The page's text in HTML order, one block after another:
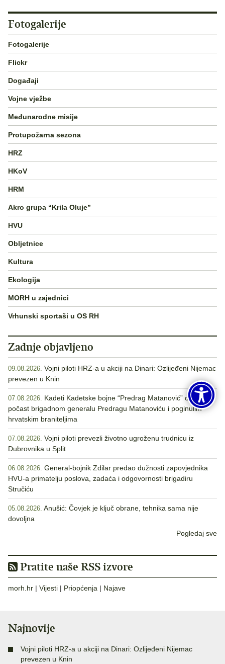
Fotogalerije
Fotogalerije
Flickr
Događaji
Vojne vježbe
Međunarodne misije
Protupožarna sezona
HRZ
HKoV
HRM
Akro grupa “Krila Oluje”
HVU
Obljetnice
Kultura
Ekologija
MORH u zajednici
Vrhunski sportaši u OS RH
Zadnje objavljeno
09.08.2026. Vojni piloti HRZ-a u akciji na Dinari: Ozlijeđeni Nijemac
prevezen u Knin
07.08.2026. Kadeti Kadetske bojne “Predrag Matanović” odali
počast brigadnom generalu Predragu Matanoviću i poginulim
hrvatskim braniteljima
07.08.2026. Vojni piloti prevezli životno ugroženu trudnicu iz
Dubrovnika u Split
06.08.2026. General-bojnik Zdilar predao dužnosti zapovjednika
HVU-a primatelju poslova, zadaća i odgovornosti brigadiru
Stručiću
05.08.2026. Anušić: Čovjek je ključ obrane, tehnika sama nije
dovoljna
Pogledaj sve
Pratite naše RSS izvore
morh.hr | Vijesti | Priopćenja | Najave
Najnovije
Vojni piloti HRZ-a u akciji na Dinari: Ozlijeđeni Nijemac
prevezen u Knin